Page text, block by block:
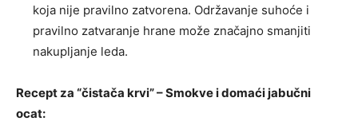
koja nije pravilno zatvorena. Održavanje suhoće i
pravilno zatvaranje hrane može značajno smanjiti
nakupljanje leda.
Recept za “čistača krvi” – Smokve i domaći jabučni
ocat: